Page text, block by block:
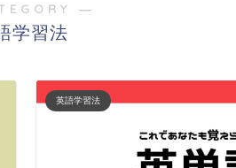
―
学習法
英語学習法